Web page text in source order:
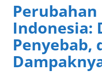
Indonesia:
Penyebab,